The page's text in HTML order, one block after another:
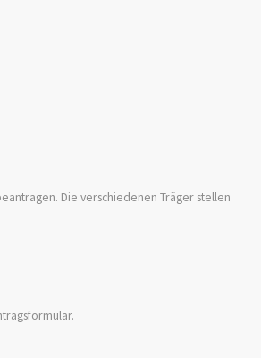
Die verschiedenen Träger stellen